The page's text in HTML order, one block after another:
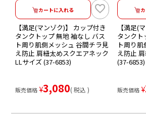
カートに入れる
【満足(マンゾク)】 カップ付き
タンクトップ 無地 袖なし バス
ト周り肌側メッシュ 谷間チラ見
え防止 肩紐太めスクエアネック
LLサイズ (37-6853)
販売価格 ¥3,080 税込
【満足(
タンクト
ト周り
え防止
(37-6853)
販売価格 ¥